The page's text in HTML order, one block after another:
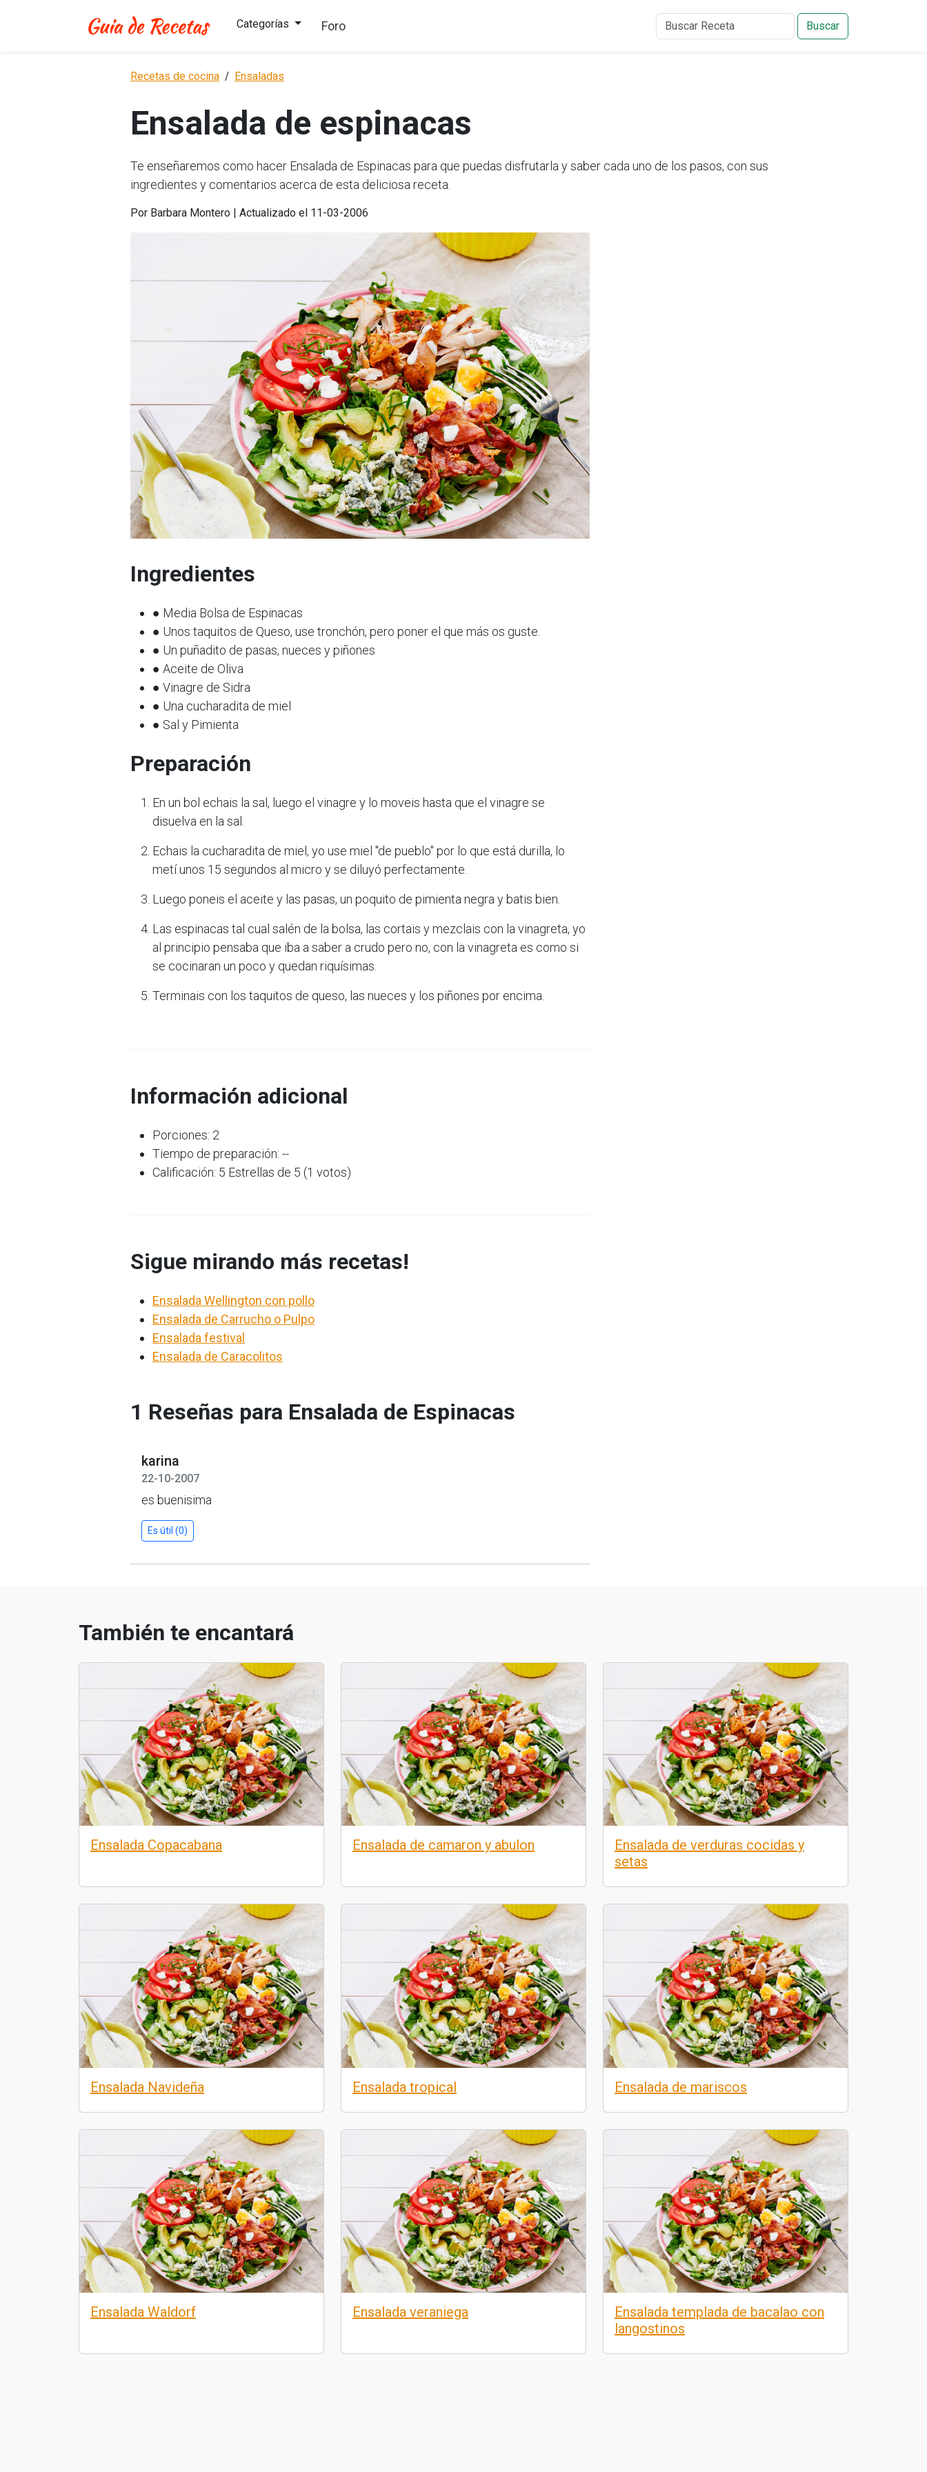
Categorías Foro Buscar
Recetas de cocina Ensaladas
Ensalada de espinacas
Te enseñaremos como hacer Ensalada de Espinacas para que puedas disfrutarla y saber cada uno de los pasos, con sus
ingredientes y comentarios acerca de esta deliciosa receta.
Por Barbara Montero | Actualizado el 11-03-2006
Ingredientes
● Media Bolsa de Espinacas
● Unos taquitos de Queso, use tronchón, pero poner el que más os guste.
● Un puñadito de pasas, nueces y piñones
● Aceite de Oliva
● Vinagre de Sidra
● Una cucharadita de miel
● Sal y Pimienta
Preparación
En un bol echais la sal, luego el vinagre y lo moveis hasta que el vinagre se
disuelva en la sal.
Echais la cucharadita de miel, yo use miel "de pueblo" por lo que está durilla, lo
metí unos 15 segundos al micro y se diluyó perfectamente.
Luego poneis el aceite y las pasas, un poquito de pimienta negra y batis bien.
Las espinacas tal cual salén de la bolsa, las cortais y mezclais con la vinagreta, yo
al principio pensaba que iba a saber a crudo pero no, con la vinagreta es como si
se cocinaran un poco y quedan riquísimas.
Terminais con los taquitos de queso, las nueces y los piñones por encima.
Información adicional
Porciones: 2
Tiempo de preparación: --
Calificación: 5 Estrellas de 5 (1 votos)
Sigue mirando más recetas!
Ensalada Wellington con pollo
Ensalada de Carrucho o Pulpo
Ensalada festival
Ensalada de Caracolitos
1 Reseñas para Ensalada de Espinacas
karina
22-10-2007
es buenisima
Es útil (0)
También te encantará
Ensalada Copacabana Ensalada de camaron y abulon
Ensalada de verduras cocidas y
setas
Ensalada Navideña Ensalada tropical Ensalada de mariscos
Ensalada Waldorf Ensalada veraniega
Ensalada templada de bacalao con
langostinos